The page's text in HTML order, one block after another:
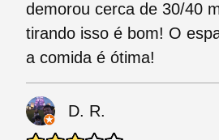
demorou cerca de 30/40
tirando isso é bom! O
a comida é ótima!
D. R.